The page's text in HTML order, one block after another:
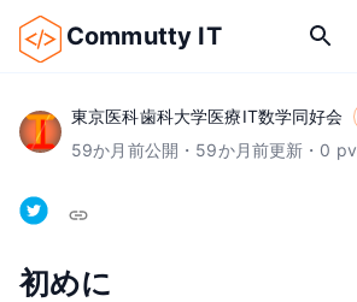
Commutty IT
東京医科歯科大学医療IT数学同好会
59か月前公開 ・ 59か月前更新 ・ 0 pv
初めに